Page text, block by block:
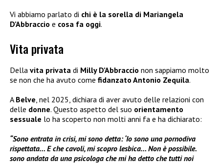
Vi abbiamo parlato di chi è la sorella di Mariangela
D’Abbraccio e cosa fa oggi.
Vita privata
Della vita privata di Milly D’Abbraccio non sappiamo molto
se non che ha avuto come fidanzato Antonio Zequila.
A Belve , nel 2025, dichiara di aver avuto delle relazioni con
delle donne. Questo aspetto del suo orientamento
sessuale lo ha scoperto non molti anni fa e ha dichiarato:
“Sono entrata in crisi, mi sono detta: ‘Io sono una pornodiva
rispettata… E che cavoli, mi scopro lesbica… Non è possibile.
sono andata da una psicologa che mi ha detto che tutti noi